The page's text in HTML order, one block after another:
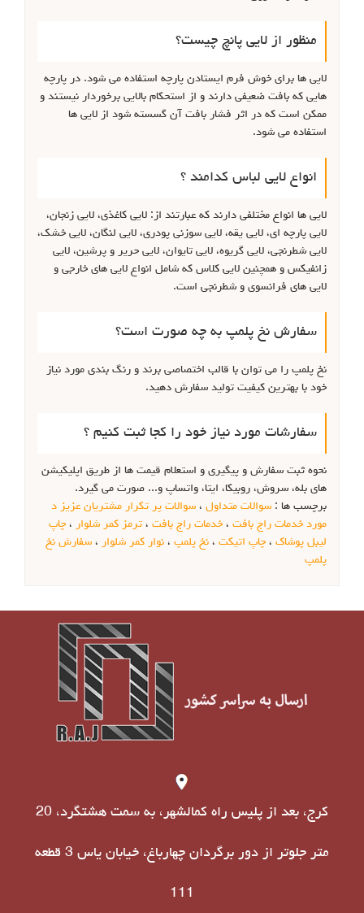
منظور از لایی پانچ چیست؟
لایی ها برای خوش فرم ایستادن پارچه استفاده می شود. در پارچه
هایی که بافت ضعیفی دارند و از استحکام بالایی برخوردار نیستند و
ممکن است که در اثر فشار بافت آن گسسته شود از لایی ها
استفاده می شود.
انواع لایی لباس کدامند ؟
لایی ها انواع مختلفی دارند که عبارتند از: لایی کاغذی، لایی زنجان،
لایی پارچه ای، لایی یقه، لایی سوزنی پودری، لایی لنگان، لایی خشک،
لایی شطرنجی، لایی گریوه، لایی تایوان، لایی حریر و پرشین، لایی
زانفیکس و همچنین لایی کلاس که شامل انواع لایی های خارجی و
لایی های فرانسوی و شطرنجی است.
سفارش نخ پلمپ به چه صورت است؟
نخ پلمپ را می توان با قالب اختصاصی برند و رنگ بندی مورد نیاز
خود با بهترین کیفیت تولید سفارش دهید.
سفارشات مورد نیاز خود را کجا ثبت کنیم ؟
نحوه ثبت سفارش و پیگیری و استعلام قیمت ها از طریق اپلیکیشن
های بله، سروش، روبیکا، ایتا، واتساپ و... صورت می گیرد.
برچسب ها : سوالات متداول ، سوالات پر تکرار مشتریان عزیز د
مورد خدمات راج بافت ، خدمات راج بافت ، ترمز کمر شلوار ، چاپ
لیبل پوشاک ، چاپ اتیکت ، نخ پلمپ ، نوار کمر شلوار ، سفارش نخ
پلمپ
کرج، بعد از پلیس راه کمالشهر، به سمت هشتگرد، 20
متر جلوتر از دور برگردان چهارباغ، خیابان یاس 3 قطعه
111